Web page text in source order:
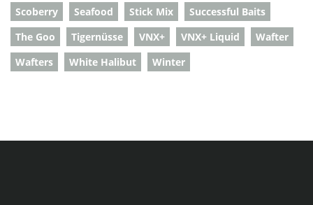
Scoberry
Seafood Stick Mix
Successful Baits
The Goo
Tigernüsse VNX+ VNX+ Liquid
Wafter
Wafters
White Halibut Winter